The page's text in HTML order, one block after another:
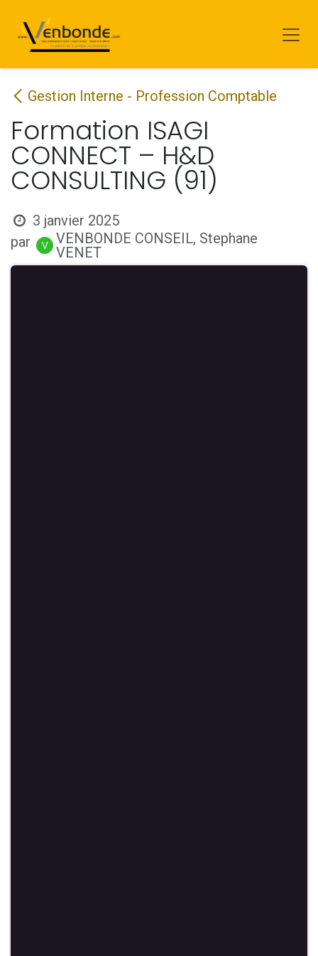
Gestion Interne - Profession Comptable
Formation ISAGI
CONNECT – H&D
CONSULTING (91)
3 janvier 2025
par
VENBONDE CONSEIL, Stephane
VENET